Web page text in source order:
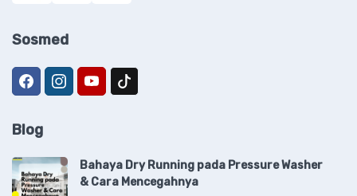
Sosmed
Blog
Bahaya Dry Running pada Pressure Washer
& Cara Mencegahnya